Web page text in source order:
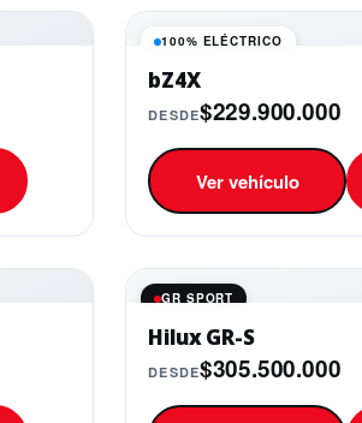
100% ELÉCTRICO
bZ4X
DESDE$229.900.000
Ver vehículo
GR SPORT
Hilux GR-S
DESDE$305.500.000